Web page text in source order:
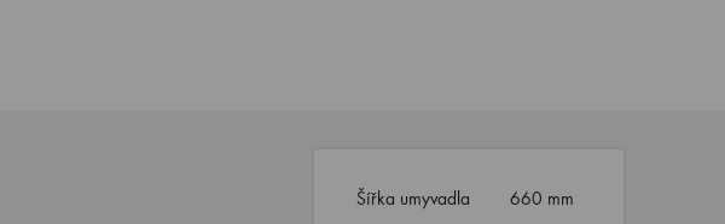
Šířka umyvadla
660 mm